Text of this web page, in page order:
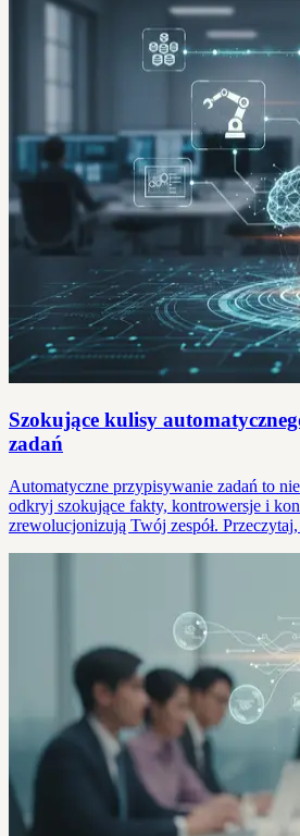
Szokujące kulisy
zadań
Automatyczne przypisywanie zadań to
odkryj szokujące fakty, kontrowersje i
zrewolucjonizują Twój zespół.